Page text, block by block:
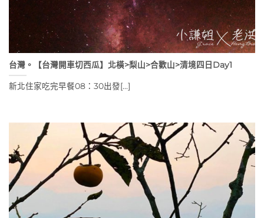
台灣。【台灣開車切西瓜】北橫>梨山>合歡山>清境四日Day1
新北住家吃完早餐08：30出發[...]